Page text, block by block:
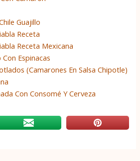
Guajillo
Receta
Receta Mexicana
Espinacas
(Camarones En Salsa Chipotle)
Con Consomé Y Cerveza